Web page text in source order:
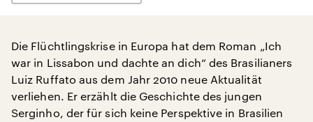
Die Flüchtlingskrise in Europa hat dem Roman „Ich
war in Lissabon und dachte an dich“ des Brasilianers
Luiz Ruffato aus dem Jahr 2010 neue Aktualität
verliehen. Er erzählt die Geschichte des jungen
Serginho, der für sich keine Perspektive in Brasilien